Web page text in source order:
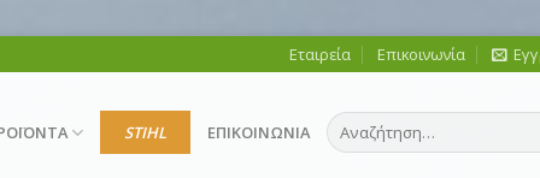
Εταιρεία Επικοινωνία
STIHL ΕΠΙΚΟΙΝΩΝΙΑ
Αναζήτηση
για: